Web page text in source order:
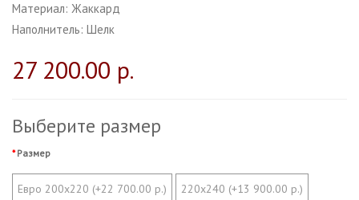
Материал: Жаккард
Наполнитель: Шелк
27 200.00 р.
Выберите размер
Размер
Евро 200х220 (+22 700.00 р.) 220х240 (+13 900.00 р.)